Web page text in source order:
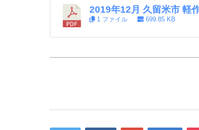
2019年12月 久留米市 軽
1 ファイル 699.85 KB